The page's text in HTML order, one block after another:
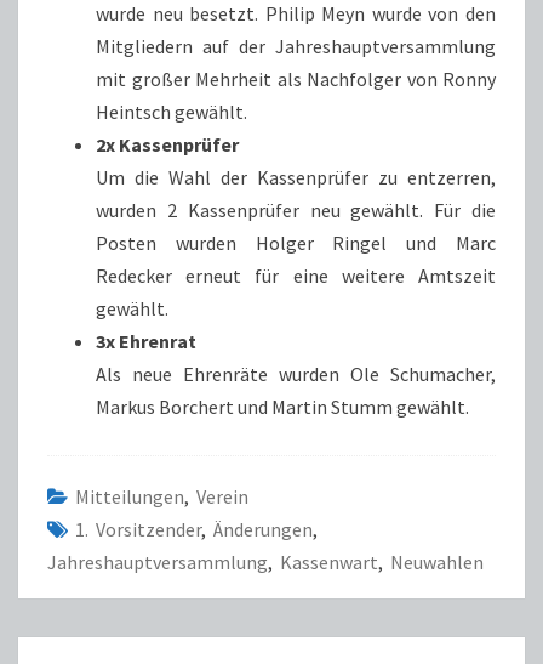
wurde neu besetzt. Philip Meyn wurde von den
Mitgliedern auf der Jahreshauptversammlung
mit großer Mehrheit als Nachfolger von Ronny
Heintsch gewählt.
2x Kassenprüfer
Um die Wahl der Kassenprüfer zu entzerren,
wurden 2 Kassenprüfer neu gewählt. Für die
Posten wurden Holger Ringel und Marc
Redecker erneut für eine weitere Amtszeit
gewählt.
3x Ehrenrat
Als neue Ehrenräte wurden Ole Schumacher,
Markus Borchert und Martin Stumm gewählt.
Mitteilungen, Verein
1. Vorsitzender, Änderungen,
Jahreshauptversammlung, Kassenwart, Neuwahlen